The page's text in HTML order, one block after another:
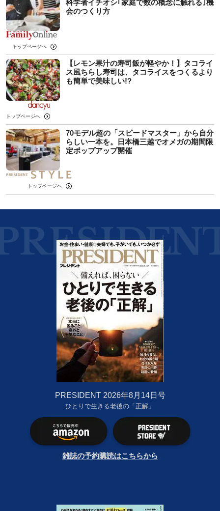
科学者イチオシ｢家庭で数の概念に触れる｣機
会のつくり方
トップページへ
【レモン果汁の寿司飯が軽やか！】タコライ
ス風ちらし寿司は、タコライスをつくるより
も簡単で美味しい!?
トップページへ
70モデル超の「スピードマスター」から自分
らしい一本を。日本橋三越でオメガの期間限
定ポップアップ開催
トップページへ
PRESIDENT 2026年8月14日号
ひとりで生きる老後の「正解」
雑誌の予約購読はこちらから